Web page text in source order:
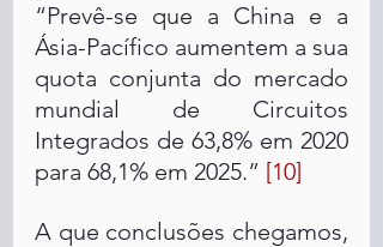
“Prevê-se que a China e a
Ásia-Pacífico aumentem a sua
quota conjunta do mercado
mundial de Circuitos
Integrados de 63,8% em 2020
para 68,1% em 2025.” [10]
A que conclusões chegamos,